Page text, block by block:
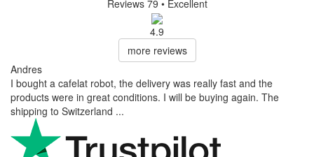
Reviews 79 • Excellent
4.9
more reviews
Andres
I bought a cafelat robot, the delivery was really fast and the
products were in great conditions. I will be buying again. The
shipping to Switzerland ...